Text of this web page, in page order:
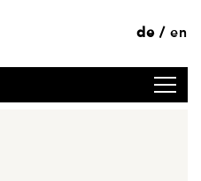
de / en